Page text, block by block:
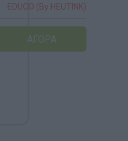
EDUCO (By HEUTINK)